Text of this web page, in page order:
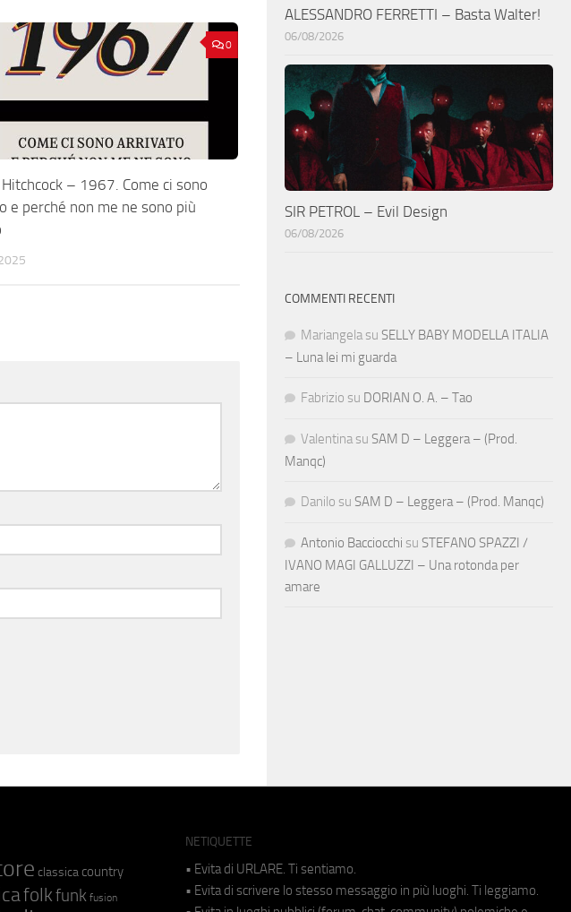
0
– 1967. Come ci sono
e perché non me ne sono più
ALESSANDRO FERRETTI – Basta Walter!
06/08/2026
SIR PETROL – Evil Design
06/08/2026
COMMENTI RECENTI
Mariangela su SELLY BABY MODELLA ITALIA
– Luna lei mi guarda
Fabrizio su DORIAN O. A. – Tao
Valentina su SAM D – Leggera – (Prod.
Manqc)
Danilo su SAM D – Leggera – (Prod. Manqc)
Antonio Bacciocchi su STEFANO SPAZZI /
IVANO MAGI GALLUZZI – Una rotonda per
amare
classica country
folkfunk fusion
NETIQUETTE
• Evita di URLARE. Ti sentiamo.
• Evita di scrivere lo stesso messaggio in più luoghi. Ti leggiamo.